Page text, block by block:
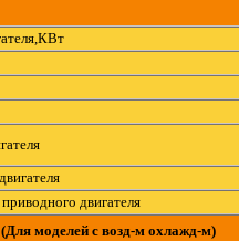
двигателя
моделей с возд-м охлажд-м)